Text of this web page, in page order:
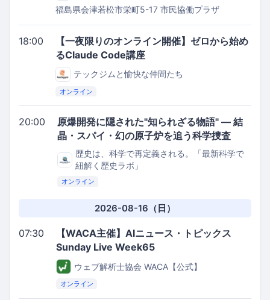
福島県会津若松市栄町5-17 市民協働プラザ
18:00
【一夜限りのオンライン開催】ゼロから始め
るClaude Code講座
テックジムと愉快な仲間たち
オンライン
20:00
原爆開発に隠された"知られざる物語" ― 結
晶・スパイ・幻の原子炉を追う科学捜査
歴史は、科学で再定義される。「最新科学で
紐解く歴史ラボ」
オンライン
2026-08-16（日）
07:30
【WACA主催】AIニュース・トピックス
Sunday Live Week65
ウェブ解析士協会 WACA【公式】
オンライン